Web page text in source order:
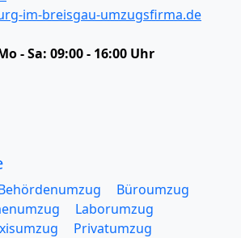
im-breisgau-umzugsfirma.de
- Sa: 09:00 - 16:00 Uhr
Büroumzug
Laborumzug
Privatumzug